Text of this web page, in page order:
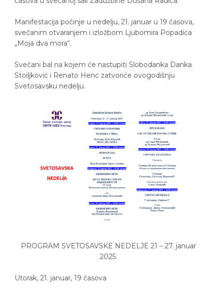
Manifestacija počinje u nedelju, 21. januar u 19 časova,
svečanim otvaranjem i izložbom Ljubomira Popadića
„Moja dva mora“.
Svečani bal na kojem će nastupiti Slobodanka Danka
Stoiljković i Renato Henc zatvoriće ovogodišnju
Svetosavsku nedelju.
PROGRAM SVETOSAVSKE NEDELJE 21 – 27. januar
2025.
Utorak, 21. januar, 19 časova